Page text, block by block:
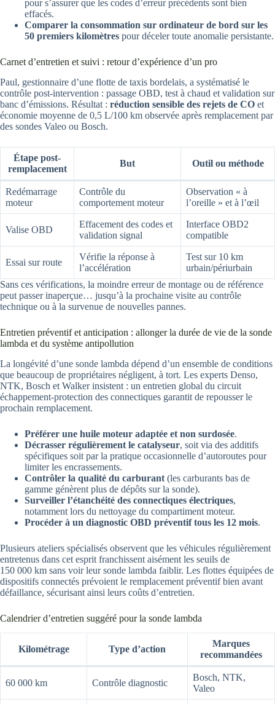
pour s’assurer que les codes d’erreur précédents sont bien
effacés.
Comparer la consommation sur ordinateur de bord sur les
50 premiers kilomètres pour déceler toute anomalie persistante.
Carnet d’entretien et suivi : retour d’expérience d’un pro
Paul, gestionnaire d’une flotte de taxis bordelais, a systématisé le
contrôle post-intervention : passage OBD, test à chaud et validation sur
banc d’émissions. Résultat : réduction sensible des rejets de CO et
économie moyenne de 0,5 L/100 km observée après remplacement par
des sondes Valeo ou Bosch.
Étape post-
remplacement
But Outil ou méthode
Redémarrage
moteur
Contrôle du
comportement moteur
Observation « à
l’oreille » et à l’œil
Valise OBD
Effacement des codes et
validation signal
Interface OBD2
compatible
Essai sur route
Vérifie la réponse à
l’accélération
Test sur 10 km
urbain/périurbain
Sans ces vérifications, la moindre erreur de montage ou de référence
peut passer inaperçue… jusqu’à la prochaine visite au contrôle
technique ou à la survenue de nouvelles pannes.
Entretien préventif et anticipation : allonger la durée de vie de la sonde
lambda et du système antipollution
La longévité d’une sonde lambda dépend d’un ensemble de conditions
que beaucoup de propriétaires négligent, à tort. Les experts Denso,
NTK, Bosch et Walker insistent : un entretien global du circuit
échappement-protection des connectiques garantit de repousser le
prochain remplacement.
Préférer une huile moteur adaptée et non surdosée.
Décrasser régulièrement le catalyseur, soit via des additifs
spécifiques soit par la pratique occasionnelle d’autoroutes pour
limiter les encrassements.
Contrôler la qualité du carburant (les carburants bas de
gamme génèrent plus de dépôts sur la sonde).
Surveiller l’étanchéité des connectiques électriques,
notamment lors du nettoyage du compartiment moteur.
Procéder à un diagnostic OBD préventif tous les 12 mois.
Plusieurs ateliers spécialisés observent que les véhicules régulièrement
entretenus dans cet esprit franchissent aisément les seuils de
150 000 km sans voir leur sonde lambda faiblir. Les flottes équipées de
dispositifs connectés prévoient le remplacement préventif bien avant
défaillance, sécurisant ainsi leurs coûts d’entretien.
Calendrier d’entretien suggéré pour la sonde lambda
Kilométrage Type d’action
Marques
recommandées
60 000 km Contrôle diagnostic
Bosch, NTK,
Valeo